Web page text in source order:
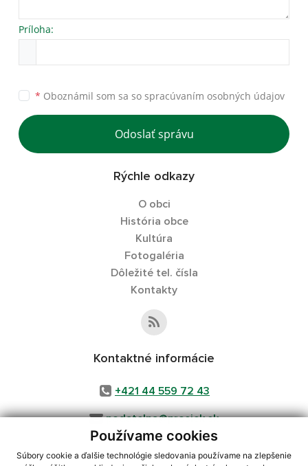
Používame cookies
Súbory cookie a ďalšie technológie sledovania používame na zlepšenie
Príloha:
* Oboznámil som sa so spracúvaním osobných údajov
Odoslať správu
Rýchle odkazy
O obci
História obce
Kultúra
Fotogaléria
Dôležité tel. čísla
Kontakty
Kontaktné informácie
+421 44 559 72 43
podatelna@prosiek.sk